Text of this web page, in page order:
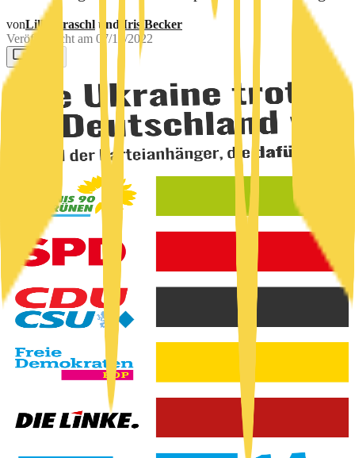
vonLilly Graschl und Iris Becker
Veröffentlicht am 07/15/2022